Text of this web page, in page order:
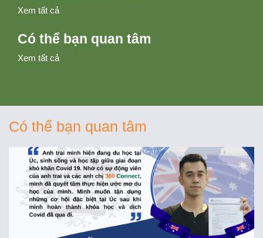
Xem tất cả
Có thể bạn quan tâm
Xem tất cả
Có thể bạn quan tâm